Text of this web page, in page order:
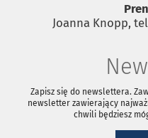
Joanna Knopp,
Zapisz się do newslettera.
newsletter zawierający
chwili będziesz